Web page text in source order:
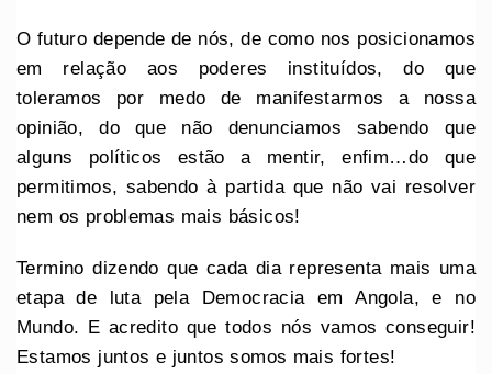
O futuro depende de nós, de como nos posicionamos
em relação aos poderes instituídos, do que
toleramos por medo de manifestarmos a nossa
opinião, do que não denunciamos sabendo que
alguns políticos estão a mentir, enfim…do que
permitimos, sabendo à partida que não vai resolver
nem os problemas mais básicos!
Termino dizendo que cada dia representa mais uma
etapa de luta pela Democracia em Angola, e no
Mundo. E acredito que todos nós vamos conseguir!
Estamos juntos e juntos somos mais fortes!